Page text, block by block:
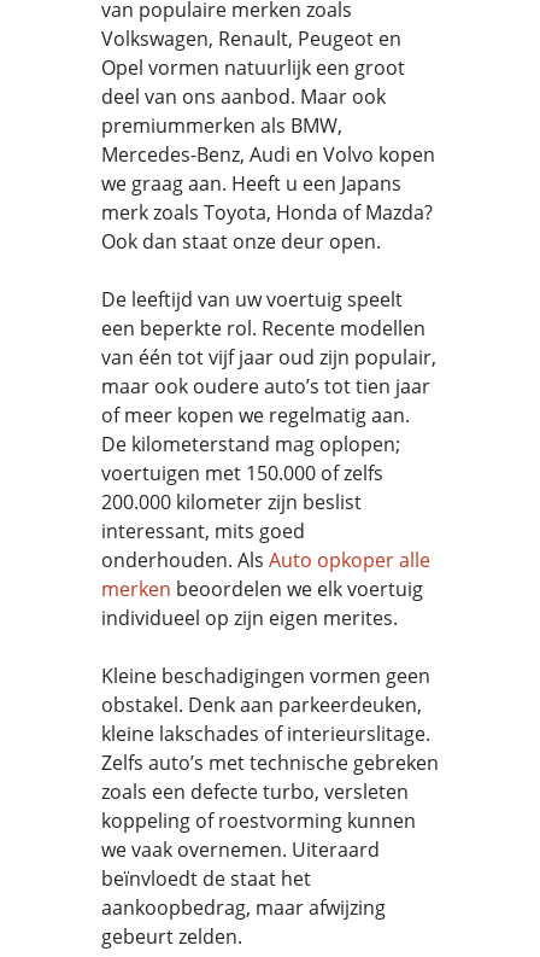
van populaire merken zoals
Volkswagen, Renault, Peugeot en
Opel vormen natuurlijk een groot
deel van ons aanbod. Maar ook
premiummerken als BMW,
Mercedes-Benz, Audi en Volvo kopen
we graag aan. Heeft u een Japans
merk zoals Toyota, Honda of Mazda?
Ook dan staat onze deur open.
De leeftijd van uw voertuig speelt
een beperkte rol. Recente modellen
van één tot vijf jaar oud zijn populair,
maar ook oudere auto’s tot tien jaar
of meer kopen we regelmatig aan.
De kilometerstand mag oplopen;
voertuigen met 150.000 of zelfs
200.000 kilometer zijn beslist
interessant, mits goed
onderhouden. Als Auto opkoper alle
merken beoordelen we elk voertuig
individueel op zijn eigen merites.
Kleine beschadigingen vormen geen
obstakel. Denk aan parkeerdeuken,
kleine lakschades of interieurslitage.
Zelfs auto’s met technische gebreken
zoals een defecte turbo, versleten
koppeling of roestvorming kunnen
we vaak overnemen. Uiteraard
beïnvloedt de staat het
aankoopbedrag, maar afwijzing
gebeurt zelden.